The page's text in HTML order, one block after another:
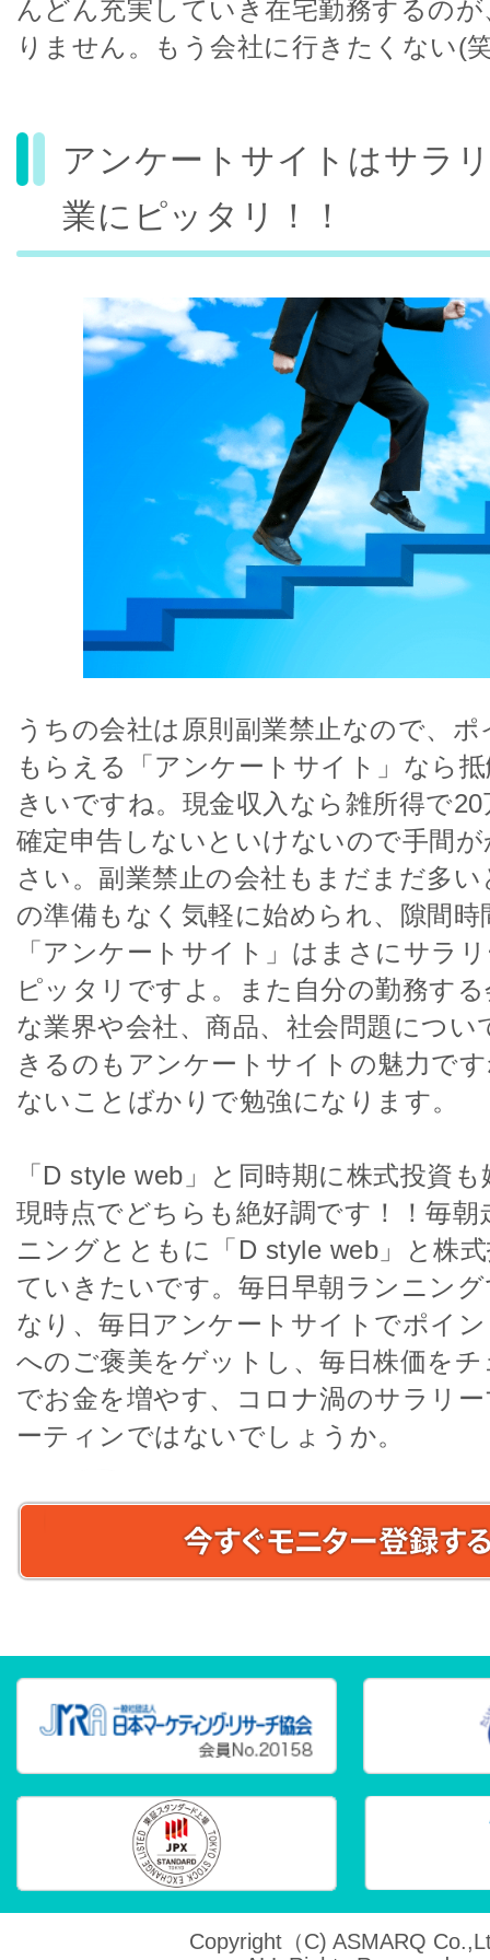
んどん充実していき在宅勤務するの
りません。もう会社に行きたくない(
アンケートサイトはサラ
業にピッタリ！！
うちの会社は原則副業禁止なので、
もらえる「アンケートサイト」なら
きいですね。現金収入なら雑所得で
確定申告しないといけないので手間
さい。副業禁止の会社もまだまだ多
の準備もなく気軽に始められ、隙間
「アンケートサイト」はまさにサラ
ピッタリですよ。また自分の勤務す
な業界や会社、商品、社会問題につ
きるのもアンケートサイトの魅力で
ないことばかりで勉強になります。
「D style web」と同時期に株式投資
現時点でどちらも絶好調です！！毎
ニングとともに「D style web」と株
ていきたいです。毎日早朝ランニン
なり、毎日アンケートサイトでポイ
へのご褒美をゲットし、毎日株価を
でお金を増やす、コロナ渦のサラリ
ーティンではないでしょうか。
Copyright（C) ASMARQ